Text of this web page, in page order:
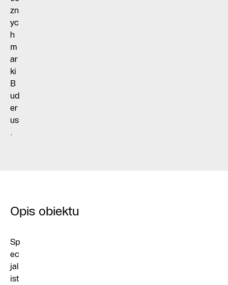
zn
yc
h
m
ar
ki
B
ud
er
us
.
Opis obiektu
Sp
ec
jal
ist